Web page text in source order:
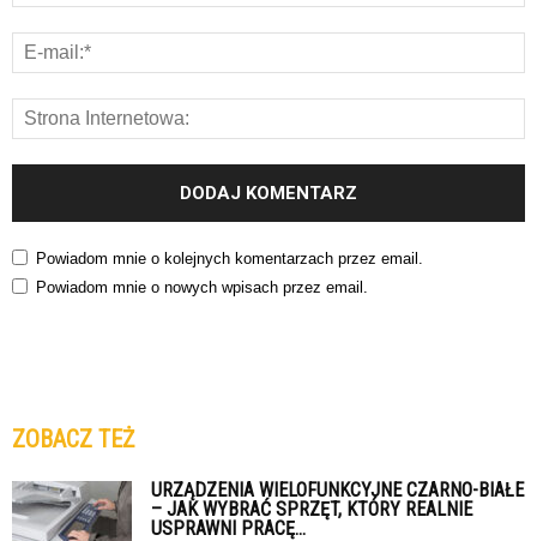
Powiadom mnie o kolejnych komentarzach przez email.
Powiadom mnie o nowych wpisach przez email.
ZOBACZ TEŻ
URZĄDZENIA WIELOFUNKCYJNE CZARNO-BIAŁE
– JAK WYBRAĆ SPRZĘT, KTÓRY REALNIE
USPRAWNI PRACĘ...